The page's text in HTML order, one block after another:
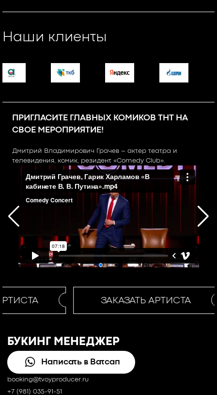
Наши клиенты
ПРИГЛАСИТЕ ГЛАВНЫХ КОМИКОВ ТНТ НА
СВОЕ МЕРОПРИЯТИЕ!
Дмитрий Владимирович Грачев – актер театра и
телевидения, комик, резидент «Comedy Club».
ЗАКАЗАТЬ АРТИСТА
БУКИНГ МЕНЕДЖЕР
Написать в Ватсап
booking@tvoyproducer.ru
+7 (981) 035-91-51